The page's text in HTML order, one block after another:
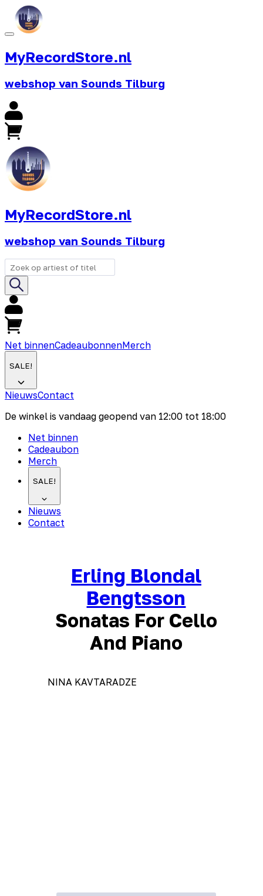
MyRecordStore.nl
webshop van Sounds Tilburg
MyRecordStore.nl
webshop van Sounds Tilburg
Net binnenCadeaubonnenMerch
SALE!
NieuwsContact
De winkel is vandaag geopend van 12:00 tot 18:00
Net binnen
Cadeaubon
Merch
SALE!
Nieuws
Contact
Erling Blondal
Bengtsson
Sonatas For Cello
And Piano
NINA KAVTARADZE